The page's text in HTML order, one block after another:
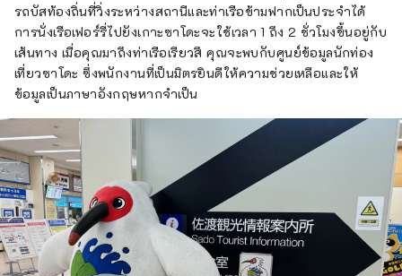
รถบัสท้องถิ่นที่วิ่งระหว่างสถานีและท่าเรือข้ามฟากเป็นประจำได้
การนั่งเรือเฟอร์รี่ไปยังเกาะซาโดะจะใช้เวลา 1 ถึง 2 ชั่วโมงขึ้นอยู่กับ
เส้นทาง เมื่อคุณมาถึงท่าเรือเรียวสึ คุณจะพบกับศูนย์ข้อมูลนักท่อง
เที่ยวซาโดะ ซึ่งพนักงานที่เป็นมิตรยินดีให้ความช่วยเหลือและให้
ข้อมูลเป็นภาษาอังกฤษหากจำเป็น